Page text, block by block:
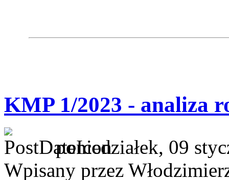
KMP 1/2023 - analiza
poniedziałek, 09
Wpisany przez